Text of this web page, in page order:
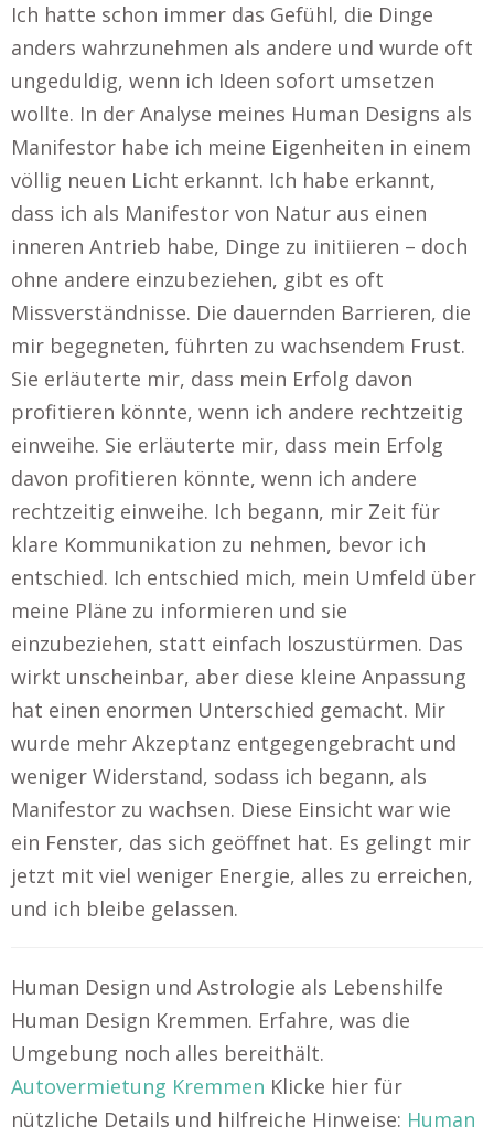
Ich hatte schon immer das Gefühl, die Dinge
anders wahrzunehmen als andere und wurde oft
ungeduldig, wenn ich Ideen sofort umsetzen
wollte. In der Analyse meines Human Designs als
Manifestor habe ich meine Eigenheiten in einem
völlig neuen Licht erkannt. Ich habe erkannt,
dass ich als Manifestor von Natur aus einen
inneren Antrieb habe, Dinge zu initiieren – doch
ohne andere einzubeziehen, gibt es oft
Missverständnisse. Die dauernden Barrieren, die
mir begegneten, führten zu wachsendem Frust.
Sie erläuterte mir, dass mein Erfolg davon
profitieren könnte, wenn ich andere rechtzeitig
einweihe. Sie erläuterte mir, dass mein Erfolg
davon profitieren könnte, wenn ich andere
rechtzeitig einweihe. Ich begann, mir Zeit für
klare Kommunikation zu nehmen, bevor ich
entschied. Ich entschied mich, mein Umfeld über
meine Pläne zu informieren und sie
einzubeziehen, statt einfach loszustürmen. Das
wirkt unscheinbar, aber diese kleine Anpassung
hat einen enormen Unterschied gemacht. Mir
wurde mehr Akzeptanz entgegengebracht und
weniger Widerstand, sodass ich begann, als
Manifestor zu wachsen. Diese Einsicht war wie
ein Fenster, das sich geöffnet hat. Es gelingt mir
jetzt mit viel weniger Energie, alles zu erreichen,
und ich bleibe gelassen.
Human Design und Astrologie als Lebenshilfe
Human Design Kremmen. Erfahre, was die
Umgebung noch alles bereithält.
Autovermietung Kremmen Klicke hier für
nützliche Details und hilfreiche Hinweise: Human